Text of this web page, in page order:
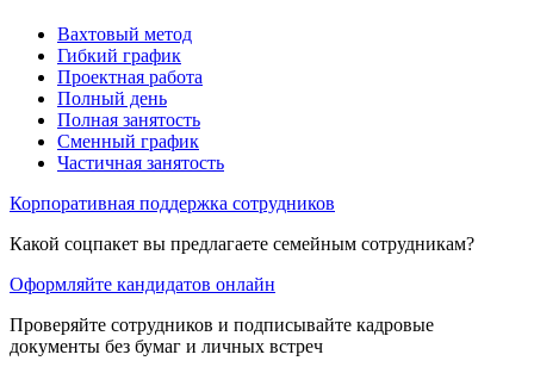
Вахтовый метод
Гибкий график
Проектная работа
Полный день
Полная занятость
Сменный график
Частичная занятость
Корпоративная поддержка сотрудников
Какой соцпакет вы предлагаете семейным сотрудникам?
Оформляйте кандидатов онлайн
Проверяйте сотрудников и подписывайте кадровые
документы без бумаг и личных встреч